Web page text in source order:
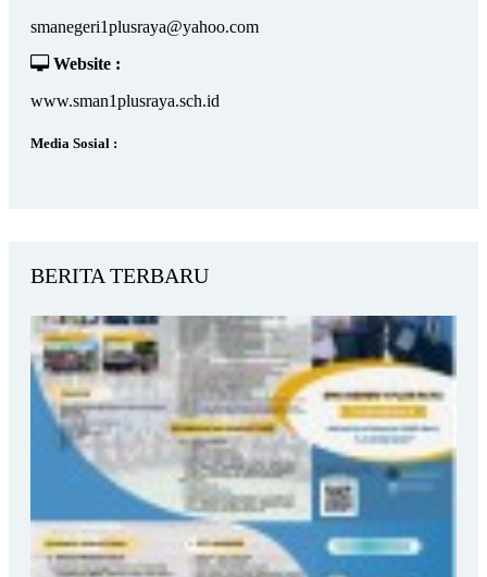
smanegeri1plusraya@yahoo.com
Website :
www.sman1plusraya.sch.id
Media Sosial :
BERITA TERBARU